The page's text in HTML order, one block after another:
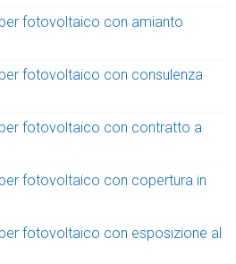
fotovoltaico con amianto
fotovoltaico con consulenza
fotovoltaico con contratto a
fotovoltaico con copertura in
fotovoltaico con esposizione al